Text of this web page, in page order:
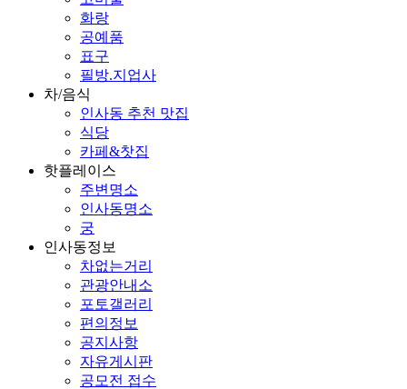
화랑
공예품
표구
필방.지업사
차/음식
인사동 추천 맛집
식당
카페&찻집
핫플레이스
주변명소
인사동명소
궁
인사동정보
차없는거리
관광안내소
포토갤러리
편의정보
공지사항
자유게시판
공모전 접수